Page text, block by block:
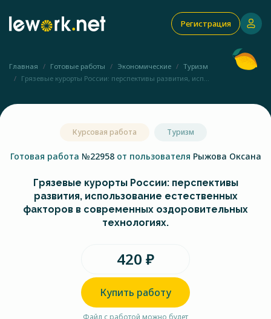
Регистрация
Главная Готовые работы Экономические
Туризм
Грязевые курорты России: перспективы развития, исп...
Курсовая работа Туризм
Готовая работа №22958 от пользователя Рыжова Оксана
Грязевые курорты России: перспективы
развития, использование естественных
факторов в современных оздоровительных
технологиях.
420 ₽
Купить работу
Файл с работой можно будет